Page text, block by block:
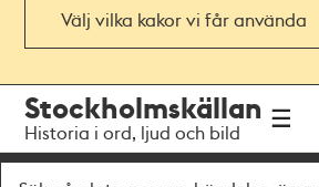
Välj vilka kakor vi får använda
navigationen
huvudinnehållet
Stockholmskällan
Historia i ord, ljud och bild